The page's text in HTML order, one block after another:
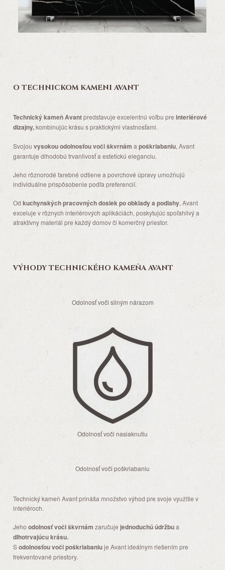
O TECHNICKOM KAMENI AVANT
Technický kameň Avantpredstavuje excelentnú voľbu preinteriérové
dizajny,kombinujúc krásu s praktickými vlastnosťami.
Svojouvysokou odolnosťou voči škvrnám apoškriabaniu, Avant
garantuje dlhodobú trvanlivosť a estetickú eleganciu.
Jeho rôznorodé farebné odtiene a povrchové úpravy umožňujú
individuálne prispôsobenie podľa preferencií.
Od kuchynských pracovných dosiek po obklady a podlahy, Avant
exceluje v rôznych interiérových aplikáciách, poskytujúc spoľahlivý a
atraktívny materiál pre každý domov či komerčný priestor.
VÝHODY TECHNICKÉHO KAMEŇA AVANT
Odolnosť voči silným nárazom
Odolnosť voči nasiaknutiu
Odolnosť voči poškriabaniu
Technický kameň Avant prináša množstvo výhod pre svoje využitie v
interiéroch.
Jehoodolnosť voči škvrnám zaručuje jednoduchú údržbua
dlhotrvajúcu krásu.
Sodolnosťou voči poškriabaniuje Avant ideálnym riešením pre
frekventované priestory.